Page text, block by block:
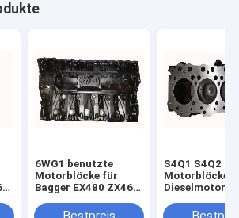
6WG1 benutzte
Motorblöcke für
Bagger EX480 ZX460
898180-4521
S4Q1 S4Q2
Motorblöcke
Dieselmotor-
MD192299